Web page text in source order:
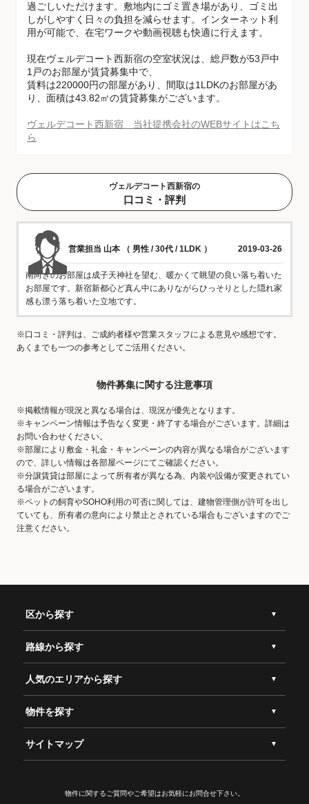
過ごしいただけます。敷地内にゴミ置き場があり、ゴミ出
しがしやすく日々の負担を減らせます。インターネット利
用が可能で、在宅ワークや動画視聴も快適に行えます。
現在ヴェルデコート西新宿の空室状況は、総戸数が53戸中
1戸のお部屋が賃貸募集中で、
賃料は220000円の部屋があり、間取は1LDKのお部屋があ
り、面積は43.82㎡の賃貸募集がございます。
ヴェルデコート西新宿 当社提携会社のWEBサイトはこち
ら
ヴェルデコート西新宿の
口コミ・評判
営業担当 山本 （ 男性 / 30代 / 1LDK ） 2019-03-26
南向きのお部屋は成子天神社を望む、暖かくて眺望の良い落ち着いた
お部屋です。新宿新都心ど真ん中にありながらひっそりとした隠れ家
感も漂う落ち着いた立地です。
※口コミ・評判は、ご成約者様や営業スタッフによる意見や感想です。
あくまでも一つの参考としてご活用ください。
物件募集に関する注意事項
※掲載情報が現況と異なる場合は、現況が優先となります。
※キャンペーン情報は予告なく変更・終了する場合がございます。詳細は
お問い合わせください。
※部屋により敷金・礼金・キャンペーンの内容が異なる場合がございます
ので、詳しい情報は各部屋ページにてご確認ください。
※分譲賃貸は部屋によって所有者が異なる為、内装や設備が変更されてい
る場合がございます。
※ペットの飼育やSOHO利用の可否に関しては、建物管理側が許可を出し
ていても、所有者の意向により禁止とされている場合もございますのでご
注意ください。
区から探す
路線から探す
人気のエリアから探す
物件を探す
サイトマップ
物件に関するご質問やご希望はお気軽にお問合せ下さい。